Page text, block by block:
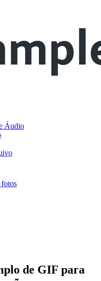
Áudio
fotos
de GIF para